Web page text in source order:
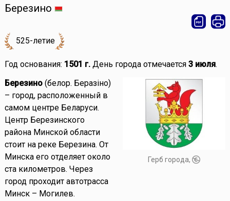
Березино
525-летие
Год основания: 1501 г.День города отмечается 3 июля.
Герб города,
Березино(белор. Беразіно)
– город, расположенный в
самом центре Беларуси.
Центр Березинского
района Минской области
стоит на реке Березина. От
Минска его отделяет около
ста километров. Через
город проходит автотрасса
Минск – Могилев.